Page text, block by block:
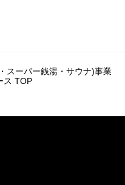
スーパー銭湯・サウナ)事業
ス TOP